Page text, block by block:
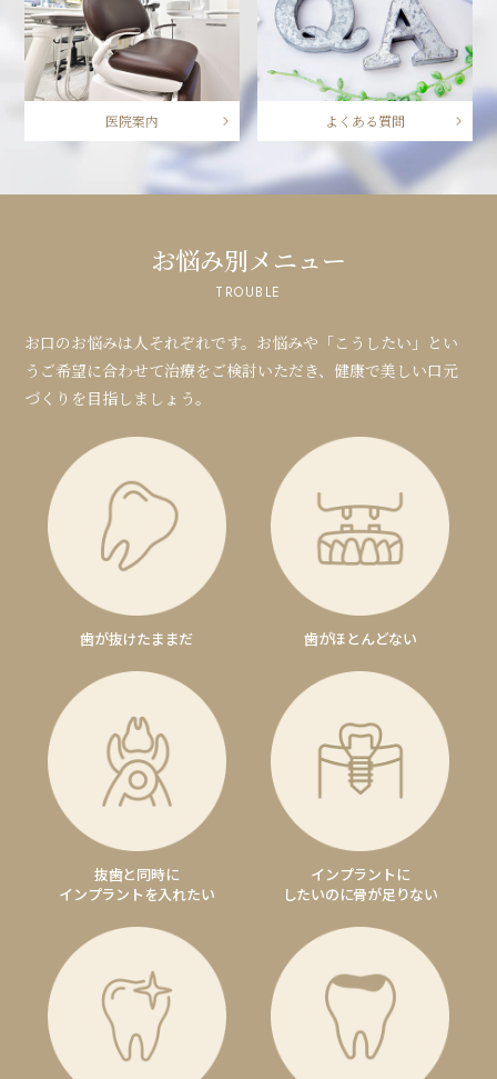
医院案内 よくある質問
お悩み別メニュー
TROUBLE
お口のお悩みは人それぞれです。 お悩みや「こうしたい」とい
うご希望に合わせて治療をご検討いただき、健康で美しい口元
づくりを目指しましょう。
歯が抜けたままだ 歯がほとんどない
抜歯と同時に
インプラントを入れたい
インプラントに
したいのに骨が足りない